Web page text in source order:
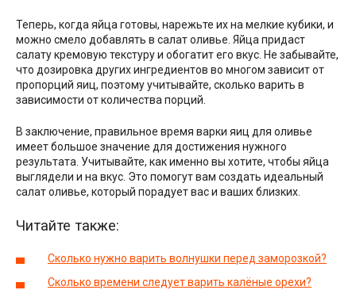
Теперь, когда яйца готовы, нарежьте их на мелкие кубики, и
можно смело добавлять в салат оливье. Яйца придаст
салату кремовую текстуру и обогатит его вкус. Не забывайте,
что дозировка других ингредиентов во многом зависит от
пропорций яиц, поэтому учитывайте, сколько варить в
зависимости от количества порций.
В заключение, правильное время варки яиц для оливье
имеет большое значение для достижения нужного
результата. Учитывайте, как именно вы хотите, чтобы яйца
выглядели и на вкус. Это помогут вам создать идеальный
салат оливье, который порадует вас и ваших близких.
Читайте также:
Сколько нужно варить волнушки перед заморозкой?
Сколько времени следует варить калёные орехи?